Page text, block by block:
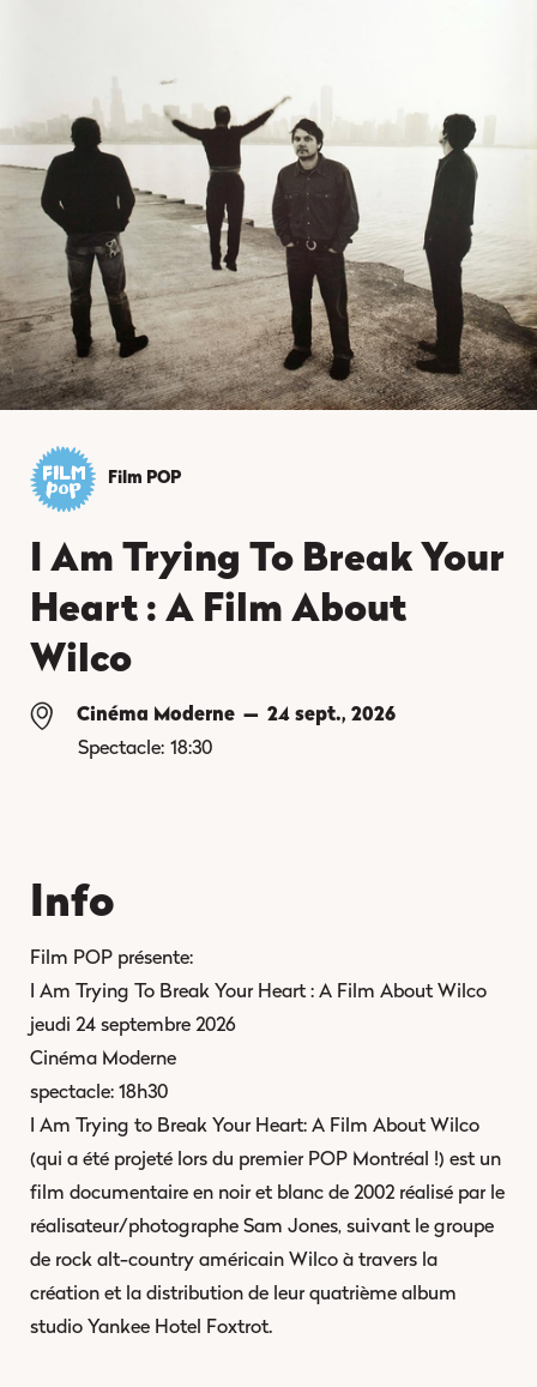
Film POP
I Am Trying To Break Your
Heart : A Film About
Wilco
Cinéma Moderne — 24 sept., 2026
Spectacle: 18:30
Info
Film POP présente:
I Am Trying To Break Your Heart : A Film About Wilco
jeudi 24 septembre 2026
Cinéma Moderne
spectacle: 18h30
I Am Trying to Break Your Heart: A Film About Wilco
(qui a été projeté lors du premier POP Montréal !) est un
film documentaire en noir et blanc de 2002 réalisé par le
réalisateur/photographe Sam Jones, suivant le groupe
de rock alt-country américain Wilco à travers la
création et la distribution de leur quatrième album
studio Yankee Hotel Foxtrot.